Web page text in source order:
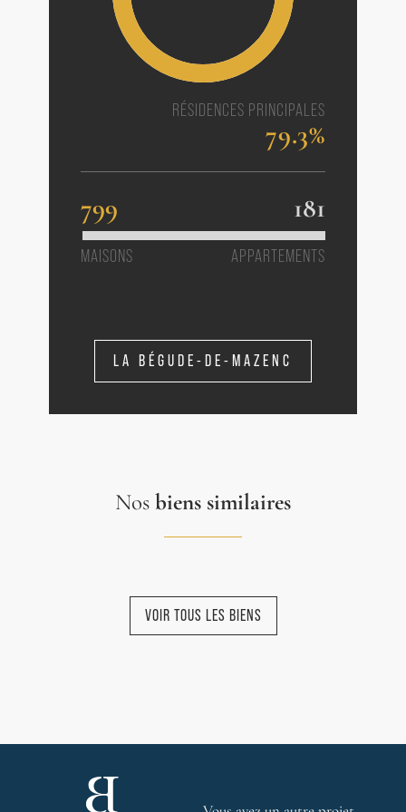
RÉSIDENCES PRINCIPALES
79.3%
799 181
MAISONS APPARTEMENTS
LA BÉGUDE-DE-MAZENC
Nos biens similaires
COMPROMISSIGNÉ
VOIR TOUS LES BIENS